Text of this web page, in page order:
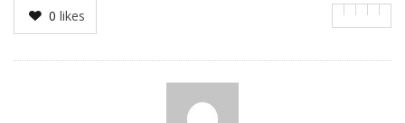
0 likes